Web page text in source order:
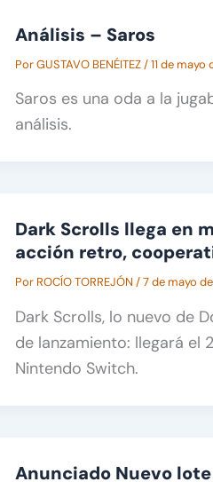
Análisis – Saros
PorGUSTAVO BENÉITEZ/11 de mayo
Saros es una oda a la
análisis.
Dark Scrolls llega en
acción retro,
Por ROCÍO TORREJÓN /7 de mayo
Dark Scrolls, lo nuevo de
de lanzamiento: llegará el
Nintendo Switch.
Anunciado Nuevo lote